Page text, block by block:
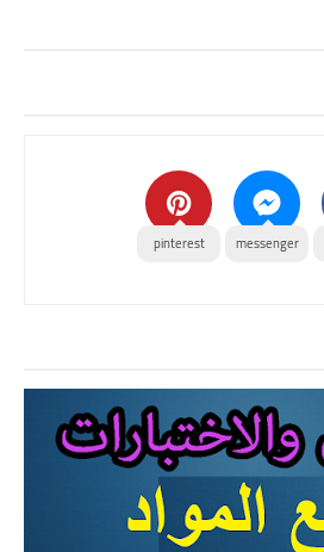
messenger
pinterest